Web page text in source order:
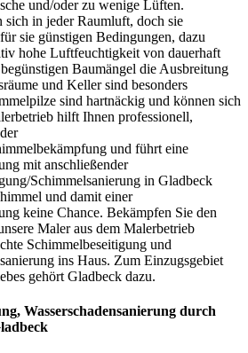
und/oder zu wenige Lüften.
sich in jeder Raumluft, doch sie
sie günstigen Bedingungen, dazu
hohe Luftfeuchtigkeit von dauerhaft
Baumängel die Ausbreitung
und Keller sind besonders
sind hartnäckig und können sich
hilft Ihnen professionell,
und führt eine
mit anschließender
Schimmelsanierung in Gladbeck
und damit einer
keine Chance. Bekämpfen Sie den
Maler aus dem Malerbetrieb
Schimmelbeseitigung und
ins Haus. Zum Einzugsgebiet
gehört Gladbeck dazu.
Wasserschadensanierung durch